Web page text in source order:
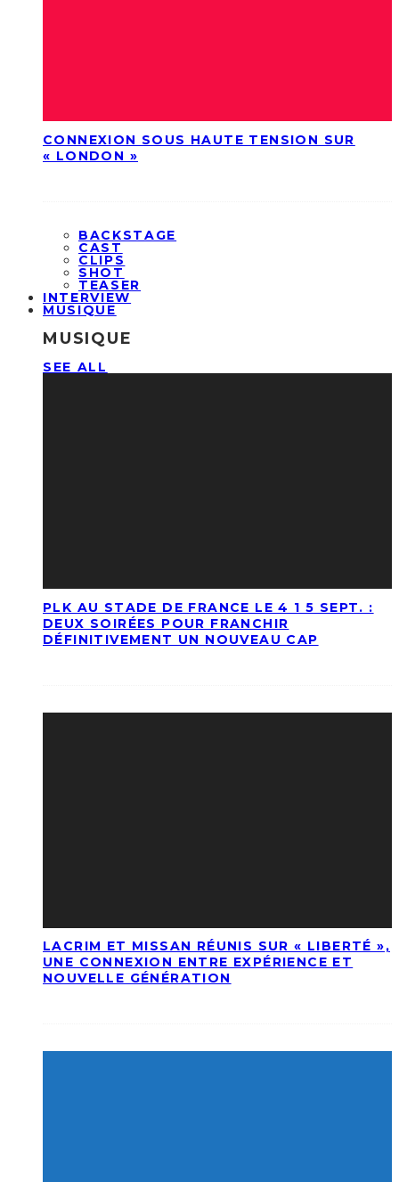
CONNEXION SOUS HAUTE TENSION SUR
« LONDON »
BACKSTAGE
CAST
CLIPS
SHOT
TEASER
INTERVIEW
MUSIQUE
MUSIQUE
SEE ALL
PLK AU STADE DE FRANCE LE 4 1 5 SEPT. :
DEUX SOIRÉES POUR FRANCHIR
DÉFINITIVEMENT UN NOUVEAU CAP
LACRIM ET MISSAN RÉUNIS SUR « LIBERTÉ »,
UNE CONNEXION ENTRE EXPÉRIENCE ET
NOUVELLE GÉNÉRATION